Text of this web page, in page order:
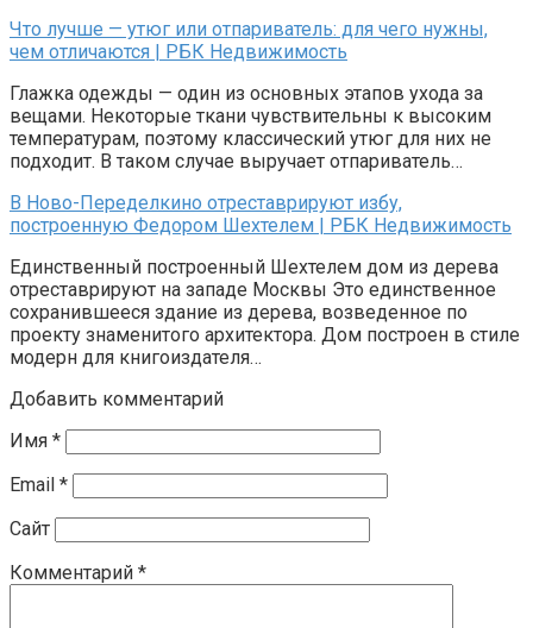
Что лучше — утюг или отпариватель: для чего нужны,
чем отличаются | РБК Недвижимость
Глажка одежды — один из основных этапов ухода за
вещами. Некоторые ткани чувствительны к высоким
температурам, поэтому классический утюг для них не
подходит. В таком случае выручает отпариватель…
В Ново-Переделкино отреставрируют избу,
построенную Федором Шехтелем | РБК Недвижимость
Единственный построенный Шехтелем дом из дерева
отреставрируют на западе Москвы Это единственное
сохранившееся здание из дерева, возведенное по
проекту знаменитого архитектора. Дом построен в стиле
модерн для книгоиздателя…
Добавить комментарий
Имя *
Email *
Сайт
Комментарий *